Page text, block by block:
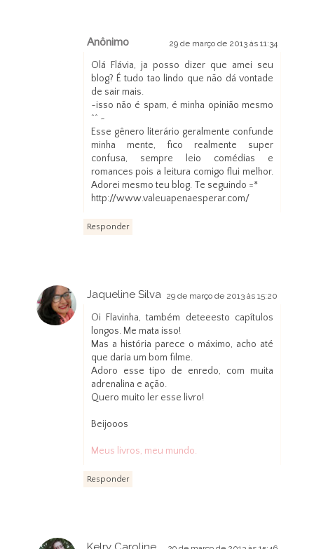
Anônimo 29 de março de 2013 às 11:34
Olá Flávia, ja posso dizer que amei seu
blog? É tudo tao lindo que não dá vontade
de sair mais.
~isso não é spam, é minha opinião mesmo
^^ ~
Esse gênero literário geralmente confunde
minha mente, fico realmente super
confusa, sempre leio comédias e
romances pois a leitura comigo flui melhor.
Adorei mesmo teu blog. Te seguindo =*
http://www.valeuapenaesperar.com/
Responder
Jaqueline Silva 29 de março de 2013 às 15:20
Oi Flavinha, também deteeesto capítulos
longos. Me mata isso!
Mas a história parece o máximo, acho até
que daria um bom filme.
Adoro esse tipo de enredo, com muita
adrenalina e ação.
Quero muito ler esse livro!
Beijooos
Meus livros, meu mundo.
Responder